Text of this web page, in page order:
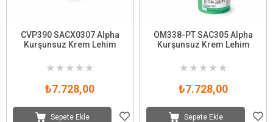
CVP390 SACX0307 Alpha
Kurşunsuz Krem Lehim
★ ★ ★ ★ ★
₺7.728,00
Sepete Ekle
OM338-PT SAC305 Alpha
Kurşunsuz Krem Lehim
★ ★ ★ ★ ★
₺7.728,00
Sepete Ekle